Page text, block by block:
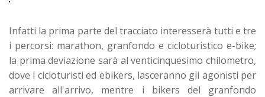
Infatti la prima parte del tracciato interesserà tutti e tre
i percorsi: marathon, granfondo e cicloturistico e-bike;
la prima deviazione sarà al venticinquesimo chilometro,
dove i cicloturisti ed ebikers, lasceranno gli agonisti per
arrivare all'arrivo, mentre i bikers del granfondo